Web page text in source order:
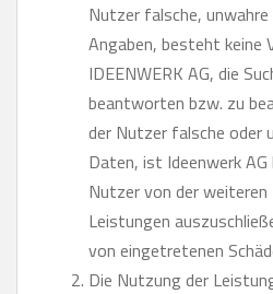
Nutzer falsche, unwahre
Angaben, besteht keine
IDEENWERK AG, die
beantworten bzw. zu
der Nutzer falsche oder
Daten, ist Ideenwerk
Nutzer von der
Leistungen
von eingetretenen
Die Nutzung der